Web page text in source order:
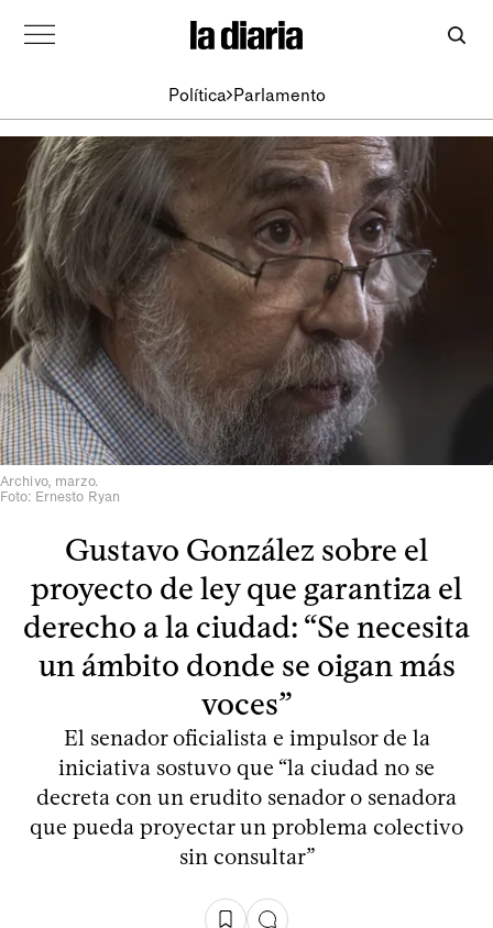
Política Parlamento
Archivo, marzo.
Foto: Ernesto Ryan
Gustavo González sobre el
proyecto de ley que garantiza el
derecho a la ciudad: “Se necesita
un ámbito donde se oigan más
voces”
El senador oficialista e impulsor de la
iniciativa sostuvo que “la ciudad no se
decreta con un erudito senador o senadora
que pueda proyectar un problema colectivo
sin consultar”